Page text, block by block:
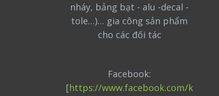
nháy, bảng bạt - alu -decal -
tole…)… gia công sản phẩm
cho các đối tác
Facebook:
[https://www.facebook.com/k